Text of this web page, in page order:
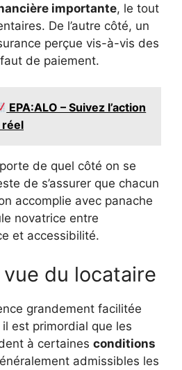
importante, le tout
De l’autre côté, un
perçue vis-à-vis des
de paiement.
EPA:ALO – Suivez l’action
réel
de quel côté on se
de s’assurer que chacun
accomplie avec panache
novatrice entre
et accessibilité.
du locataire
grandement facilitée
est primordial que les
à certaines conditions
admissibles les